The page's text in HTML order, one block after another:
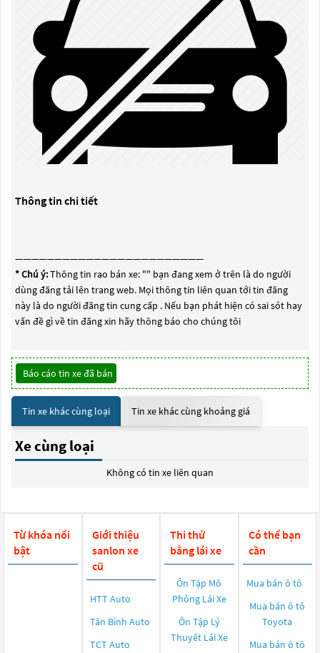
Thông tin chi tiết
————————————————————————
* Chú ý:Thông tin rao bán xe: "" bạn đang xem ở trên là do người
dùng đăng tải lên trang web. Mọi thông tin liên quan tới tin đăng
này là do người đăng tin cung cấp . Nếu bạn phát hiện có sai sót hay
vấn đề gì về tin đăng xin hãy thông báo cho chúng tôi
Báo cáo tin xe đã bán
Tin xe khác cùng loại Tin xe khác cùng khoảng giá
Xe cùng loại
Không có tin xe liên quan
Từ khóa nổi
bật
Giới thiệu
sanlon xe
cũ
HTT Auto
Tân Bình Auto
TCT Auto
Thi thử
bằng lái xe
Ôn Tập Mô
Phỏng Lái Xe
Ôn Tập Lý
Thuyết Lái Xe
Có thể bạn
cần
Mua bán ô tô
Mua bán ô tô
Toyota
Mua bán ô tô